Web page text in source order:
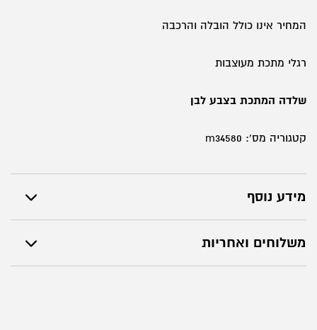
המחיר אינו כולל הובלה והרכבה
רגלי מתכת מעוצבות
שלדה המתכת בצבע לבן
קטגוריה מס': m34580
מידע נוסף
משלוחים ואחריות